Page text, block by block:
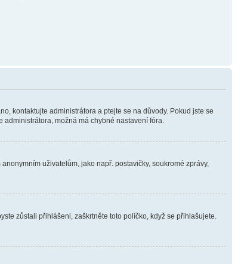
kontaktujte administrátora a ptejte se na důvody. Pokud jste se
možná má chybné nastavení fóra.
uživatelům, jako např. postavičky, soukromé zprávy,
zůstali přihlášeni, zaškrtněte toto políčko, když se přihlašujete.